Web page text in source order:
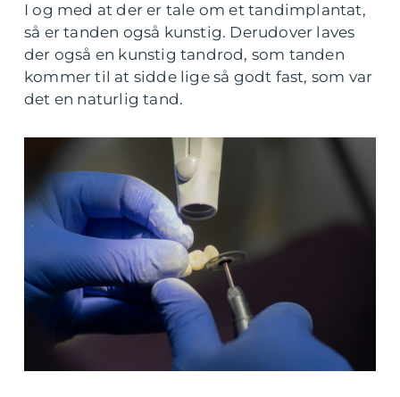
I og med at der er tale om et tandimplantat,
så er tanden også kunstig. Derudover laves
der også en kunstig tandrod, som tanden
kommer til at sidde lige så godt fast, som var
det en naturlig tand.